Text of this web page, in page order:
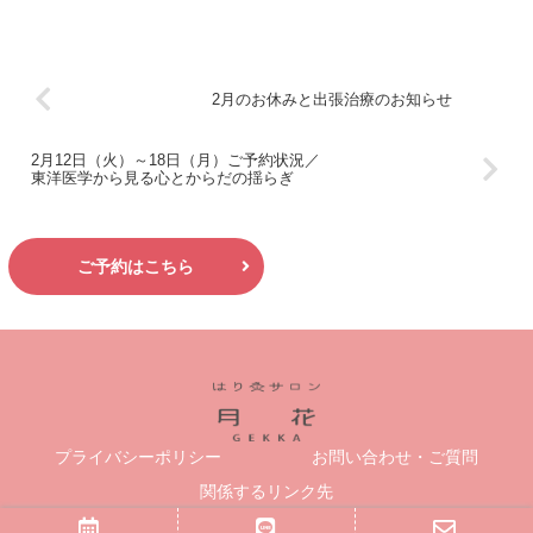
2月のお休みと出張治療のお知らせ
2月12日（火）～18日（月）ご予約状況／
東洋医学から見る心とからだの揺らぎ
ご予約はこちら
プライバシーポリシー
お問い合わせ・ご質問
関係するリンク先